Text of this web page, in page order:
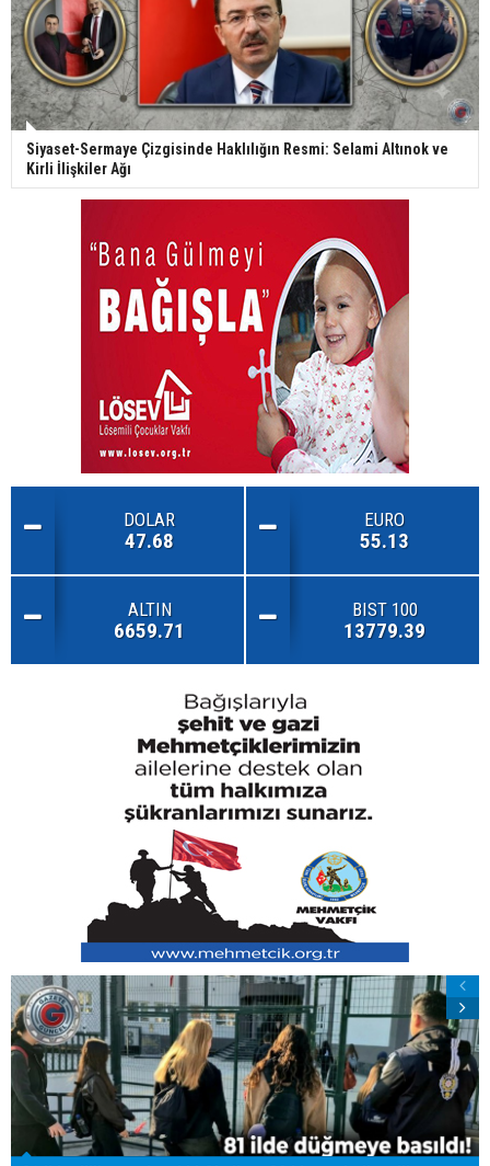
Siyaset-Sermaye Çizgisinde Haklılığın Resmi: Selami Altınok ve
Kirli İlişkiler Ağı
DOLAR
47.68
EURO
55.13
ALTIN
6659.71
BIST 100
13779.39